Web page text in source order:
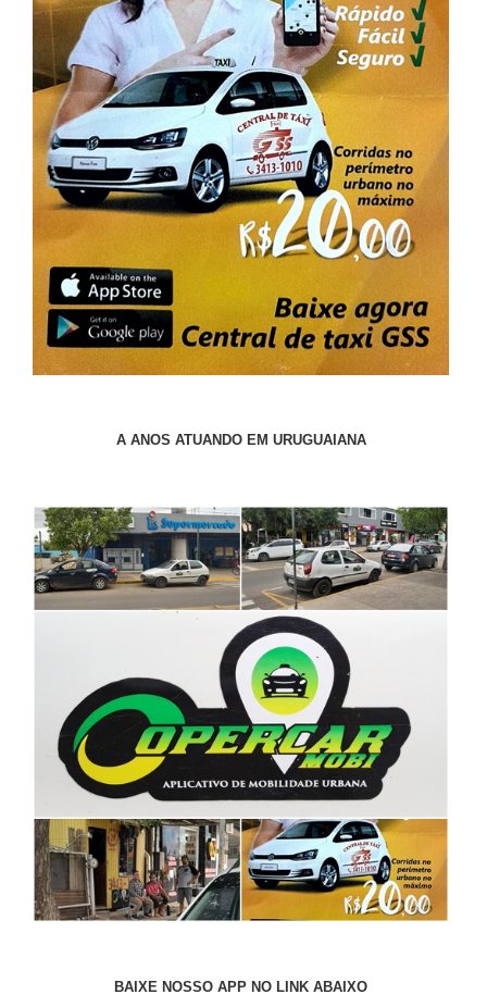
A ANOS ATUANDO EM URUGUAIANA
BAIXE NOSSO APP NO LINK ABAIXO